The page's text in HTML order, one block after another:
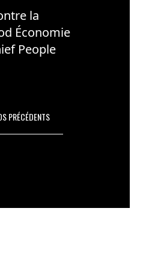
la
Économie
People
PRÉCÉDENTS